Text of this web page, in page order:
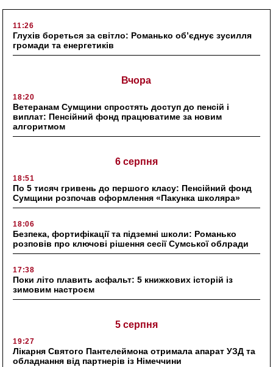
11:26
Глухів бореться за світло: Романько об’єднує зусилля
громади та енергетиків
Вчора
18:20
Ветеранам Сумщини спростять доступ до пенсій і
виплат: Пенсійний фонд працюватиме за новим
алгоритмом
6 серпня
18:51
По 5 тисяч гривень до першого класу: Пенсійний фонд
Сумщини розпочав оформлення «Пакунка школяра»
18:06
Безпека, фортифікації та підземні школи: Романько
розповів про ключові рішення сесії Сумської облради
17:38
Поки літо плавить асфальт: 5 книжкових історій із
зимовим настроєм
5 серпня
19:27
Лікарня Святого Пантелеймона отримала апарат УЗД та
обладнання від партнерів із Німеччини